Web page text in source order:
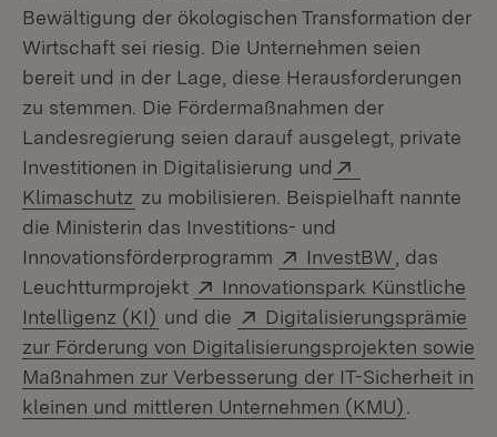
Bewältigung der ökologischen Transformation der
Wirtschaft sei riesig. Die Unternehmen seien
bereit und in der Lage, diese Herausforderungen
zu stemmen. Die Fördermaßnahmen der
Landesregierung seien darauf ausgelegt, private
Investitionen in Digitalisierung und
Klimaschutz (Öffnet in neuem Fenster)
zu mobilisieren. Beispielhaft nannte
die Ministerin das Investitions- und
Innovationsförderprogramm
Extern:
InvestBW (Öffnet in
, das
Leuchtturmprojekt
Extern:
Innovationspark Künstliche
Intelligenz (KI) (Öffnet in neuem Fenster)
und die Extern:
Digitalisierungsprämie
zur Förderung von Digitalisierungsprojekten sowie
Maßnahmen zur Verbesserung der IT-Sicherheit in
kleinen und mittleren Unternehmen (KMU)